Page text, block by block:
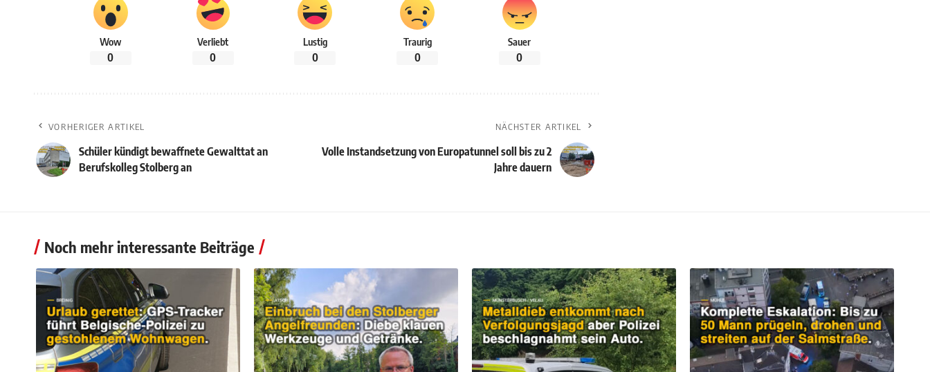
Wow
0
Verliebt
0
Lustig
0
Traurig
0
Sauer
0
VORHERIGER ARTIKEL
Schüler kündigt bewaffnete Gewalttat an
Berufskolleg Stolberg an
NÄCHSTER ARTIKEL
Volle Instandsetzung von Europatunnel soll bis zu 2
Jahre dauern
Noch mehr interessante Beiträge